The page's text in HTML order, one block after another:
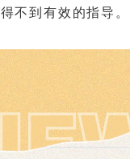
不到有效的指导